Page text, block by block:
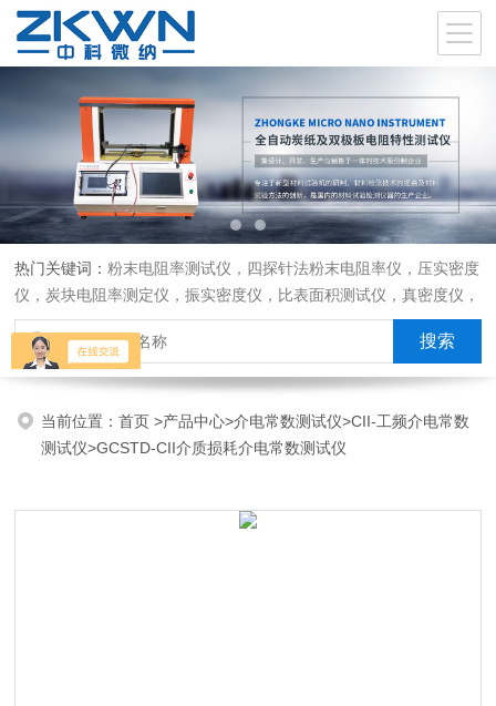
热门关键词：粉末电阻率测试仪，四探针法粉末电阻率仪，压实密度
仪，炭块电阻率测定仪，振实密度仪，比表面积测试仪，真密度仪，
炭块热膨胀仪，炭块透气率仪，炭块二氧化碳反应测定仪
当前位置：首页>产品中心>介电常数测试仪>CII-工频介电常数
测试仪>GCSTD-CII介质损耗介电常数测试仪